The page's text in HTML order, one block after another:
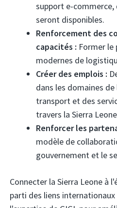
support e-commerce,
seront disponibles.
Renforcement des
capacités : Former le
modernes de
Créer des emplois :
dans les domaines
transport et des
travers la Sierra
Renforcer les
modèle de
gouvernement et le
Connecter la Sierra Leone à
parti des liens internationaux